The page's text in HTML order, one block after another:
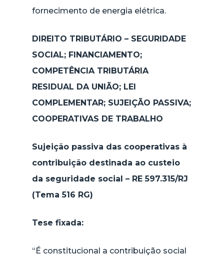
fornecimento de energia elétrica.
DIREITO TRIBUTÁRIO – SEGURIDADE
SOCIAL; FINANCIAMENTO;
COMPETÊNCIA TRIBUTÁRIA
RESIDUAL DA UNIÃO; LEI
COMPLEMENTAR; SUJEIÇÃO PASSIVA;
COOPERATIVAS DE TRABALHO
Sujeição passiva das cooperativas à
contribuição destinada ao custeio
da seguridade social – RE 597.315/RJ
(Tema 516 RG)
Tese fixada:
“É constitucional a contribuição social